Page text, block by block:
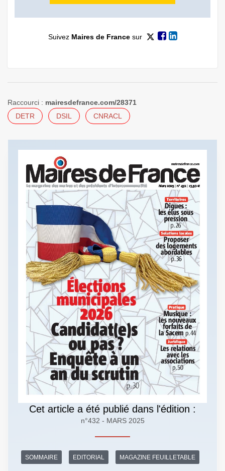
Suivez Maires de Francesur
Raccourci : mairesdefrance.com/28371
DETR
DSIL CNRACL
Cet article a été publié dans l'édition :
n°432 - MARS 2025
SOMMAIRE EDITORIAL MAGAZINE FEUILLETABLE